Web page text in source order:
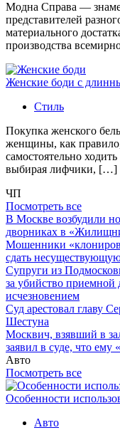
Модна Справа —
представителей
материального
производства
Женские боди с
Стиль
Покупка женского
женщины, как
самостоятельно
выбирая лифчики, […]
ЧП
Посмотреть все
В Москве возбудили
дворниках в
Мошенники
сдать
Супруги из
за убийство приемной
исчезновением
Суд арестовал главу
Шестуна
Москвич, взявший в
заявил в суде, что ему
Авто
Посмотреть все
Особенности
Авто